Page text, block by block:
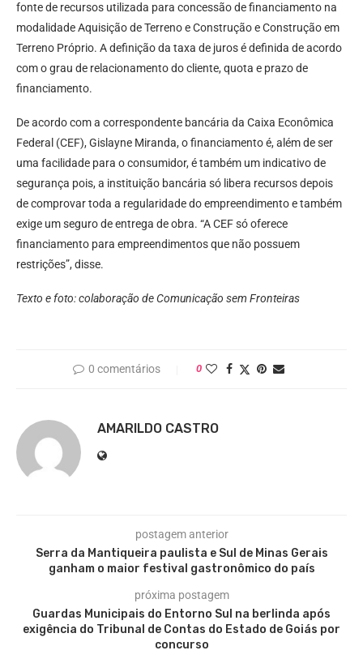
fonte de recursos utilizada para concessão de financiamento na
modalidade Aquisição de Terreno e Construção e Construção em
Terreno Próprio. A definição da taxa de juros é definida de acordo
com o grau de relacionamento do cliente, quota e prazo de
financiamento.
De acordo com a correspondente bancária da Caixa Econômica
Federal (CEF), Gislayne Miranda, o financiamento é, além de ser
uma facilidade para o consumidor, é também um indicativo de
segurança pois, a instituição bancária só libera recursos depois
de comprovar toda a regularidade do empreendimento e também
exige um seguro de entrega de obra. “A CEF só oferece
financiamento para empreendimentos que não possuem
restrições”, disse.
Texto e foto: colaboração de Comunicação sem Fronteiras
0 comentários 0
AMARILDO CASTRO
postagem anterior
Serra da Mantiqueira paulista e Sul de Minas Gerais
ganham o maior festival gastronômico do país
próxima postagem
Guardas Municipais do Entorno Sul na berlinda após
exigência do Tribunal de Contas do Estado de Goiás por
concurso